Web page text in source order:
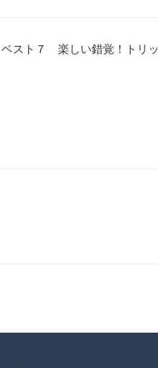
スト７ 楽しい錯覚！トリ